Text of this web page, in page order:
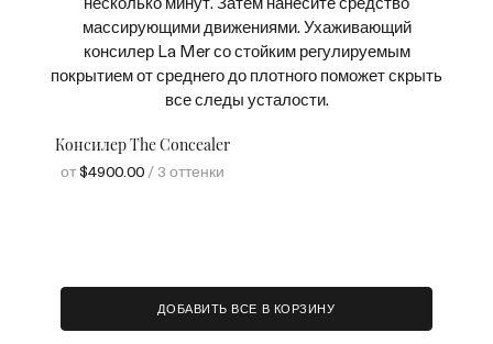
массирующими движениями. Ухаживающий
консилер La Mer со стойким регулируемым
покрытием от среднего до плотного поможет скрыть
все следы усталости.
Консилер The Concealer
от$4900.00/ 3 оттенки
ДОБАВИТЬ ВСЕ В КОРЗИНУ